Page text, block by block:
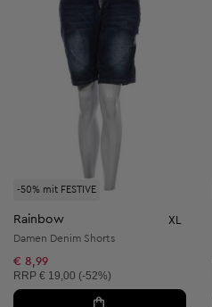
-50% mit FESTIVE
Rainbow XL
Damen Denim Shorts
€ 8,99
Unverbindliche Preisempfehlung:
RRP € 19,00 (-52%)